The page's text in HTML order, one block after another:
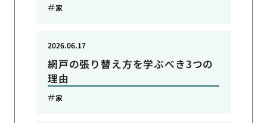
家
網戸の張り替え方を学ぶべき3つの
理由
2026.06.17
家